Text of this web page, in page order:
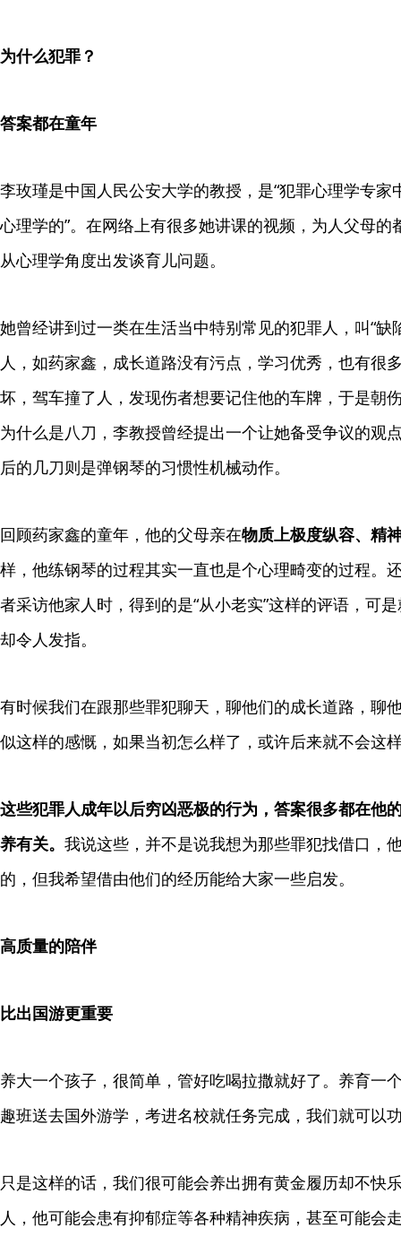
为什么犯罪？
答案都在童年
李玫瑾是中国人民公安大学的教授，是“犯罪心理学专
心理学的”。在网络上有很多她讲课的视频，为人父母
从心理学角度出发谈育儿问题。
她曾经讲到过一类在生活当中特别常见的犯罪人，叫“
人，如药家鑫，成长道路没有污点，学习优秀，也有很
坏，驾车撞了人，发现伤者想要记住他的车牌，于是朝
为什么是八刀，李教授曾经提出一个让她备受争议的观
后的几刀则是弹钢琴的习惯性机械动作。
回顾药家鑫的童年，他的父母亲在物质上极度纵容、精
样，他练钢琴的过程其实一直也是个心理畸变的过程。
者采访他家人时，得到的是“从小老实”这样的评语，可
却令人发指。
有时候我们在跟那些罪犯聊天，聊他们的成长道路，聊
似这样的感慨，如果当初怎么样了，或许后来就不会这
这些犯罪人成年以后穷凶恶极的行为，答案很多都在他
养有关。 我说这些，并不是说我想为那些罪犯找借口，
的，但我希望借由他们的经历能给大家一些启发。
高质量的陪伴
比出国游更重要
养大一个孩子，很简单，管好吃喝拉撒就好了。养育一
趣班送去国外游学，考进名校就任务完成，我们就可以
只是这样的话，我们很可能会养出拥有黄金履历却不快
人，他可能会患有抑郁症等各种精神疾病，甚至可能会